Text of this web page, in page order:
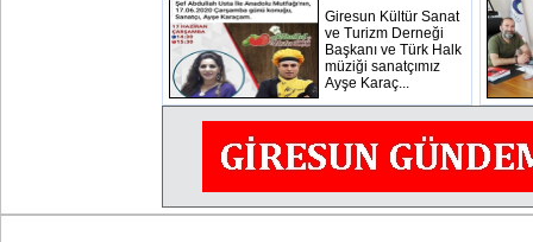
Giresun Kültür Sanat
ve Turizm Derneği
Başkanı ve Türk Halk
müziği sanatçımız
Ayşe Karaç...